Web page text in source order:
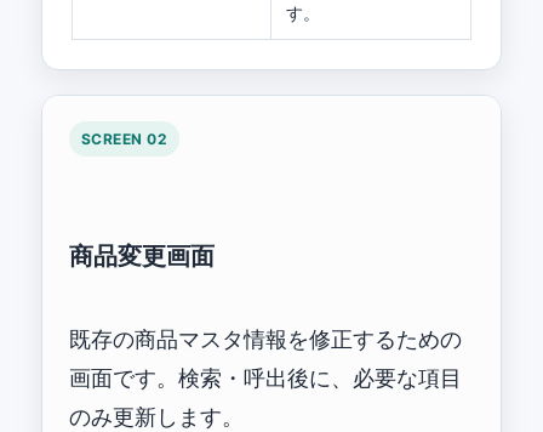
す。
SCREEN 02
商品変更画面
既存の商品マスタ情報を修正するための
画面です。検索・呼出後に、必要な項目
のみ更新します。